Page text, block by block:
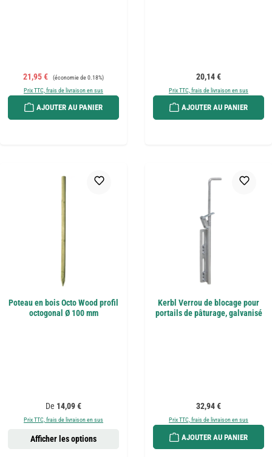
Prix de vente :
21,95 € Prix régulier :
(économie de 0.18%)
Prix TTC, frais de livraison en sus
AJOUTER AU PANIER
Prix régulier :
20,14 €
Prix TTC, frais de livraison en sus
AJOUTER AU PANIER
Poteau en bois Octo Wood profil
octogonal Ø 100 mm
Prix régulier :
De 14,09 €
Prix TTC, frais de livraison en sus
Afficher les options
Kerbl Verrou de blocage pour
portails de pâturage, galvanisé
Prix régulier :
32,94 €
Prix TTC, frais de livraison en sus
AJOUTER AU PANIER